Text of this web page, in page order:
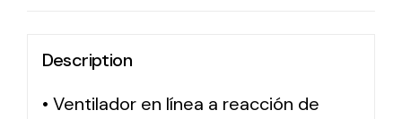
Iluminación Solar
Description
• Ventilador en línea a reacción de